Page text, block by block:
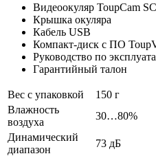
Видеоокуляр ToupCam
Крышка окуляра
Кабель USB
Компакт-диск с ПО
Руководство по
Гарантийный талон
Вес с упаковкой
150 г
Влажность
воздуха
30…80%
Динамический
диапазон
73 дБ